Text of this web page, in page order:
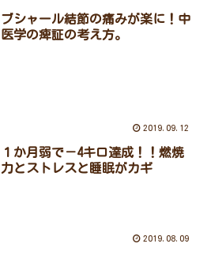
ブシャール結節の痛みが楽に！中
医学の痺証の考え方。
2019.09.12
１か月弱で－4キロ達成！！燃焼
力とストレスと睡眠がカギ
2019.08.09